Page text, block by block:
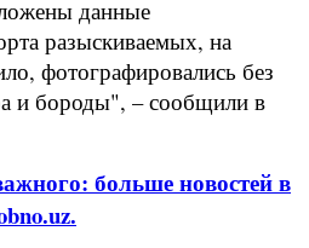
данные
разыскиваемых, на
фотографировались без
и бороды", – сообщили в
больше новостей в